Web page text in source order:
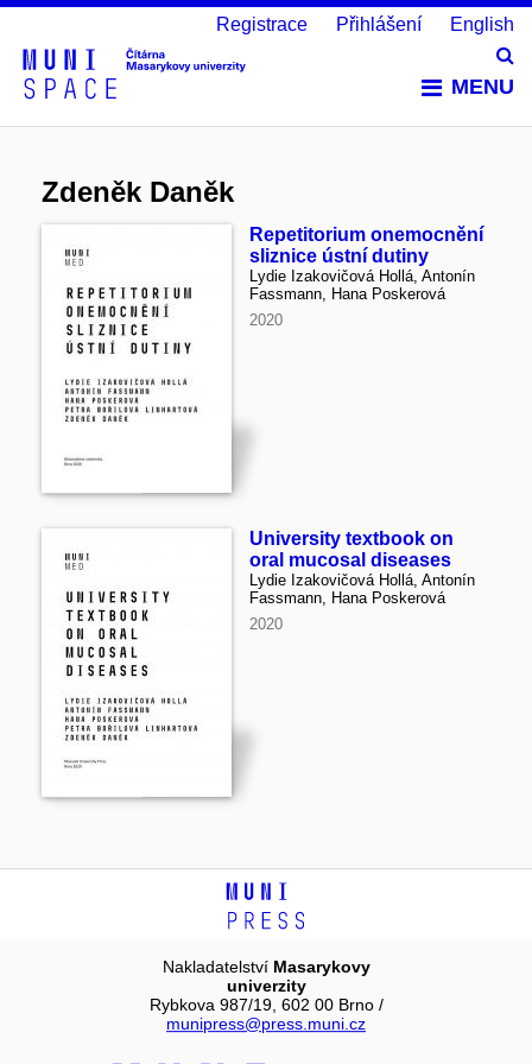
MENU
Registrace Přihlášení English
Zdeněk Daněk
Repetitorium onemocnění
sliznice ústní dutiny
Lydie Izakovičová Hollá, Antonín
Fassmann, Hana Poskerová
2020
University textbook on
oral mucosal diseases
Lydie Izakovičová Hollá, Antonín
Fassmann, Hana Poskerová
2020
Nakladatelství Masarykovy
univerzity
Rybkova 987/19, 602 00 Brno /
munipress@press.muni.cz